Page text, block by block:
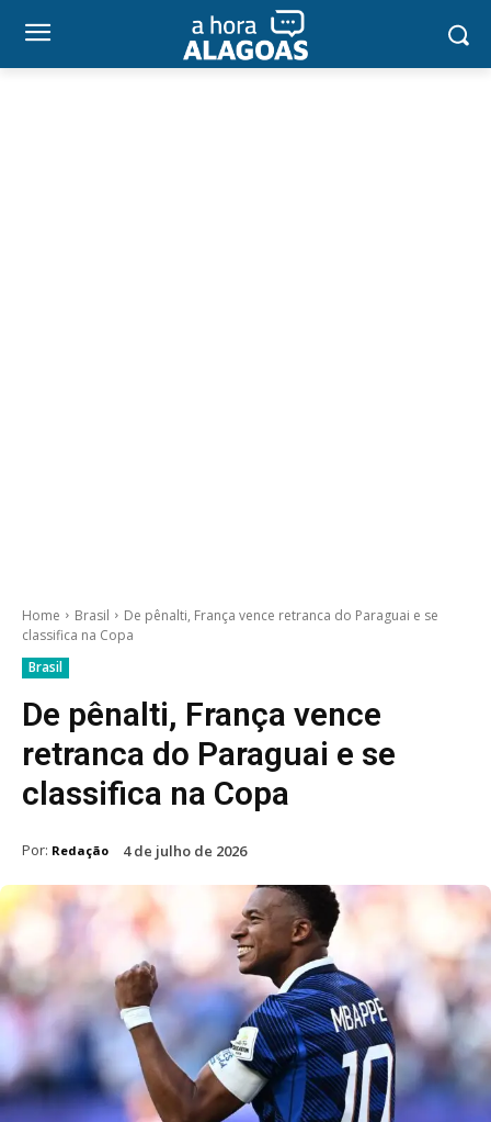
Home Brasil
De pênalti, França vence retranca do Paraguai e se
classifica na Copa
Brasil
De pênalti, França vence
retranca do Paraguai e se
classifica na Copa
Por: Redação 4 de julho de 2026